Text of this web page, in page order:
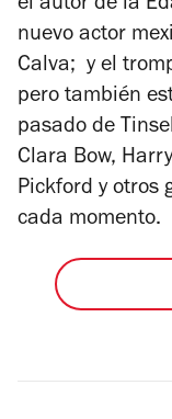
el autor de la
nuevo actor
Calva; y el
pero también
pasado de
Clara Bow,
Pickford y otros
cada momento.